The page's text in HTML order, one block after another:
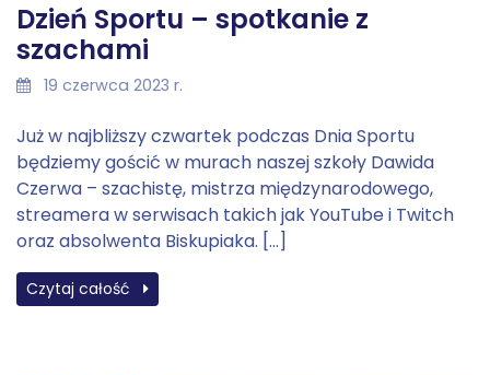
Dzień Sportu – spotkanie z
szachami
19 czerwca 2023 r.
Już w najbliższy czwartek podczas Dnia Sportu
będziemy gościć w murach naszej szkoły Dawida
Czerwa – szachistę, mistrza międzynarodowego,
streamera w serwisach takich jak YouTube i Twitch
oraz absolwenta Biskupiaka. […]
Czytaj całość